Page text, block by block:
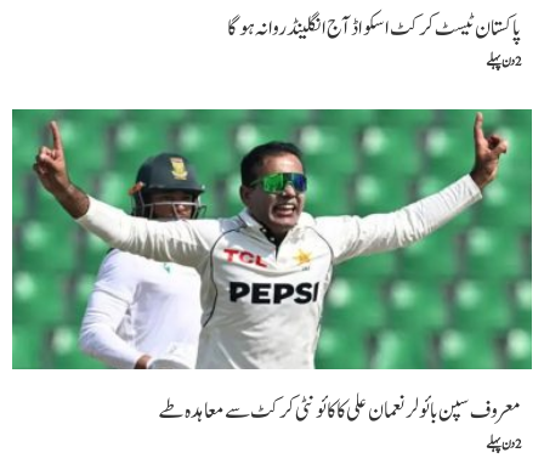
پاکستان ٹیسٹ کرکٹ اسکواڈ آج انگلینڈ روانہ ہوگا
2 دن پہلے
معروف سپن بائولر نعمان علی کا کائونٹی کرکٹ سے معاہدہ طے
2 دن پہلے